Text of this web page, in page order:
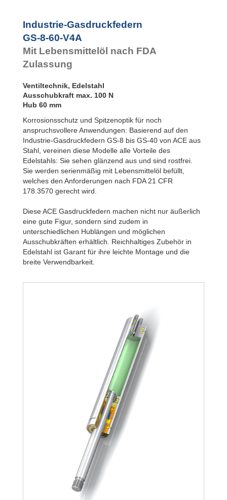
GS-28-VA
Industrie-Gasdruckfedern
GS-8-60-V4A
Mit Lebensmittelöl nach FDA
Zulassung
Ventiltechnik, Edelstahl
Ausschubkraft max. 100 N
Hub 60 mm
Korrosionsschutz und Spitzenoptik für noch
anspruchsvollere Anwendungen: Basierend auf den
Industrie-Gasdruckfedern GS-8 bis GS-40 von ACE aus
Stahl, vereinen diese Modelle alle Vorteile des
Edelstahls: Sie sehen glänzend aus und sind rostfrei.
Sie werden serienmäßig mit Lebensmittelöl befüllt,
welches den Anforderungen nach FDA 21 CFR
178.3570 gerecht wird.
Diese ACE Gasdruckfedern machen nicht nur äußerlich
eine gute Figur, sondern sind zudem in
unterschiedlichen Hublängen und möglichen
Ausschubkräften erhältlich. Reichhaltiges Zubehör in
Edelstahl ist Garant für ihre leichte Montage und die
breite Verwendbarkeit.